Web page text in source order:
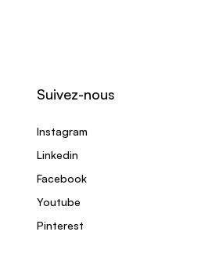
Suivez-nous
Instagram
Linkedin
Facebook
Youtube
Pinterest